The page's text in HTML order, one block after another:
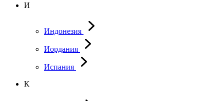
И
Индонезия
Иордания
Испания
К